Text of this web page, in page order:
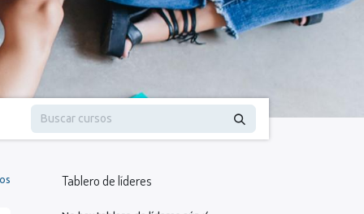
Tablero de líderes